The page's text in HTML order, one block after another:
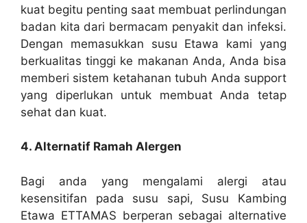
kuat begitu penting saat membuat perlindungan
badan kita dari bermacam penyakit dan infeksi.
Dengan memasukkan susu Etawa kami yang
berkualitas tinggi ke makanan Anda, Anda bisa
memberi sistem ketahanan tubuh Anda support
yang diperlukan untuk membuat Anda tetap
sehat dan kuat.
4. Alternatif Ramah Alergen
Bagi anda yang mengalami alergi atau
kesensitifan pada susu sapi, Susu Kambing
Etawa ETTAMAS berperan sebagai alternative